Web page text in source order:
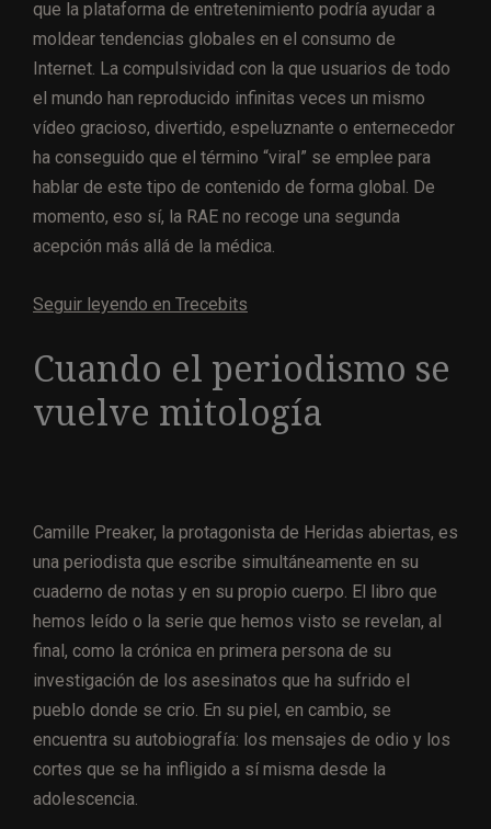
que la plataforma de entretenimiento podría ayudar a
moldear tendencias globales en el consumo de
Internet. La compulsividad con la que usuarios de todo
el mundo han reproducido infinitas veces un mismo
vídeo gracioso, divertido, espeluznante o enternecedor
ha conseguido que el término “viral” se emplee para
hablar de este tipo de contenido de forma global. De
momento, eso sí, la RAE no recoge una segunda
acepción más allá de la médica.
Seguir leyendo en Trecebits
Cuando el periodismo se
vuelve mitología
Camille Preaker, la protagonista de Heridas abiertas, es
una periodista que escribe simultáneamente en su
cuaderno de notas y en su propio cuerpo. El libro que
hemos leído o la serie que hemos visto se revelan, al
final, como la crónica en primera persona de su
investigación de los asesinatos que ha sufrido el
pueblo donde se crio. En su piel, en cambio, se
encuentra su autobiografía: los mensajes de odio y los
cortes que se ha infligido a sí misma desde la
adolescencia.